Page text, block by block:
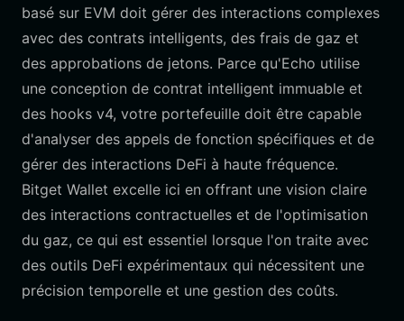
basé sur EVM doit gérer des interactions complexes
avec des contrats intelligents, des frais de gaz et
des approbations de jetons. Parce qu'Echo utilise
une conception de contrat intelligent immuable et
des hooks v4, votre portefeuille doit être capable
d'analyser des appels de fonction spécifiques et de
gérer des interactions DeFi à haute fréquence.
Bitget Wallet excelle ici en offrant une vision claire
des interactions contractuelles et de l'optimisation
du gaz, ce qui est essentiel lorsque l'on traite avec
des outils DeFi expérimentaux qui nécessitent une
précision temporelle et une gestion des coûts.